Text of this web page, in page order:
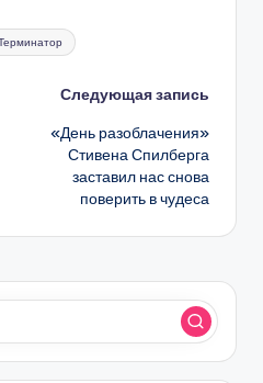
Следующая запись
«День разоблачения»
Стивена Спилберга
заставил нас снова
поверить в чудеса